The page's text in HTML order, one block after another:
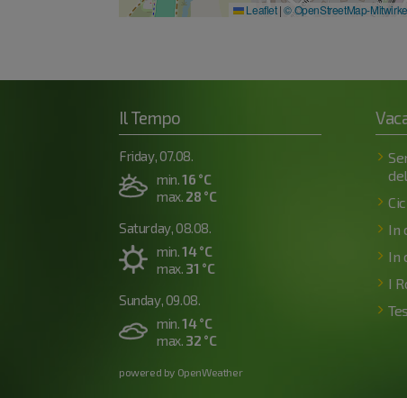
Leaflet |© OpenStreetMap-
Il Tempo
Friday, 07.08.
min.16 °C
max. 28 °C
Saturday, 08.08.
min.14 °C
max. 31 °C
Sunday, 09.08.
min.14 °C
max. 32 °C
powered by OpenWeather
In
In
I